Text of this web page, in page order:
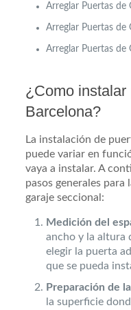
Arreglar Puertas de
Arreglar Puertas de
Arreglar Puertas de
¿Como instalar
Barcelona?
La instalación de
puede variar en
vaya a instalar. A
pasos generales
garaje seccional:
Medición del
ancho y la altura
elegir la puerta
que se pueda
Preparación de
la superficie